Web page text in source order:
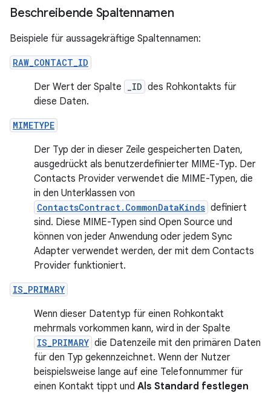
Beschreibende Spaltennamen
Beispiele für aussagekräftige Spaltennamen:
RAW_CONTACT_ID
Der Wert der Spalte _ID des Rohkontakts für
diese Daten.
MIMETYPE
Der Typ der in dieser Zeile gespeicherten Daten,
ausgedrückt als benutzerdefinierter MIME-Typ. Der
Contacts Provider verwendet die MIME-Typen, die
in den Unterklassen von
ContactsContract.CommonDataKinds definiert
sind. Diese MIME-Typen sind Open Source und
können von jeder Anwendung oder jedem Sync
Adapter verwendet werden, der mit dem Contacts
Provider funktioniert.
IS_PRIMARY
Wenn dieser Datentyp für einen Rohkontakt
mehrmals vorkommen kann, wird in der Spalte
IS_PRIMARY die Datenzeile mit den primären Daten
für den Typ gekennzeichnet. Wenn der Nutzer
beispielsweise lange auf eine Telefonnummer für
einen Kontakt tippt und Als Standard festlegen